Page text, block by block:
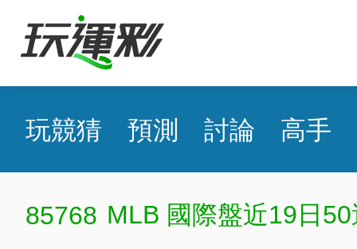
玩競猜 預測 討論 高手
網球小黑 MLB 國際盤主推